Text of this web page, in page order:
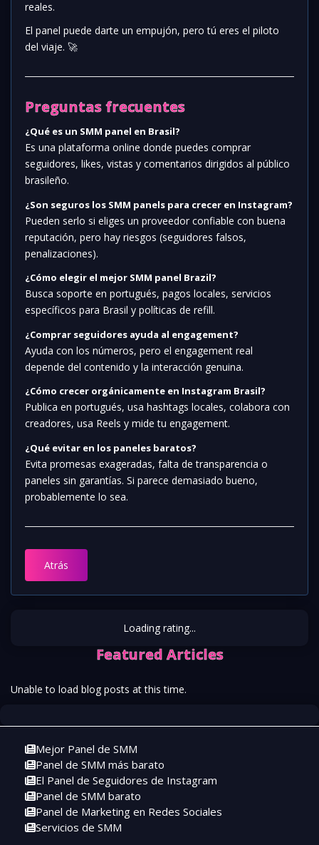
reales.
El panel puede darte un empujón, pero tú eres el piloto
del viaje. 🚀
Preguntas frecuentes
¿Qué es un SMM panel en Brasil?
Es una plataforma online donde puedes comprar
seguidores, likes, vistas y comentarios dirigidos al público
brasileño.
¿Son seguros los SMM panels para crecer en Instagram?
Pueden serlo si eliges un proveedor confiable con buena
reputación, pero hay riesgos (seguidores falsos,
penalizaciones).
¿Cómo elegir el mejor SMM panel Brazil?
Busca soporte en portugués, pagos locales, servicios
específicos para Brasil y políticas de refill.
¿Comprar seguidores ayuda al engagement?
Ayuda con los números, pero el engagement real
depende del contenido y la interacción genuina.
¿Cómo crecer orgánicamente en Instagram Brasil?
Publica en portugués, usa hashtags locales, colabora con
creadores, usa Reels y mide tu engagement.
¿Qué evitar en los paneles baratos?
Evita promesas exageradas, falta de transparencia o
paneles sin garantías. Si parece demasiado bueno,
probablemente lo sea.
Atrás
Loading rating...
Featured Articles
Unable to load blog posts at this time.
Mejor Panel de SMM
Panel de SMM más barato
El Panel de Seguidores de Instagram
Panel de SMM barato
Panel de Marketing en Redes Sociales
Servicios de SMM